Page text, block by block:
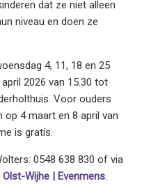
dat ze niet alleen
niveau en doen ze
4, 11, 18 en 25
2026 van 15.30 tot
Voor ouders
op 4 maart en 8 april van
is gratis.
0548 638 830 of via
Wijhe | Evenmens.